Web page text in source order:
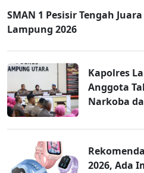
SMAN 1 Pesisir Tengah
Lampung 2026
Kapolres
Anggota
Narkoba
2026, Ada